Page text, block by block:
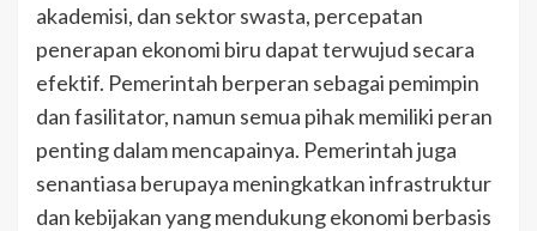
akademisi, dan sektor swasta, percepatan
penerapan ekonomi biru dapat terwujud secara
efektif. Pemerintah berperan sebagai pemimpin
dan fasilitator, namun semua pihak memiliki peran
penting dalam mencapainya. Pemerintah juga
senantiasa berupaya meningkatkan infrastruktur
dan kebijakan yang mendukung ekonomi berbasis